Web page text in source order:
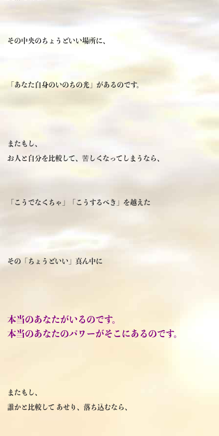
その中央のちょうどいい場所に、
「あなた自身のいのちの光」があるのです。
またもし、
お人と自分を比較して、苦しくなってしまうなら、
「こうでなくちゃ」「こうするべき」を越えた
その「ちょうどいい」真ん中に
本当のあなたがいるのです。
本当のあなたのパワーがそこにあるのです。
またもし、
誰かと比較して あせり、落ち込むなら、